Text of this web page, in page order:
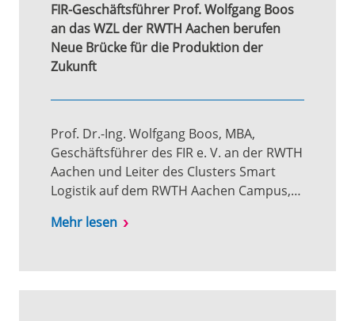
FIR-Geschäftsführer Prof. Wolfgang Boos
an das WZL der RWTH Aachen berufen
Neue Brücke für die Produktion der
Zukunft
Prof. Dr.-Ing. Wolfgang Boos, MBA,
Geschäftsführer des FIR e. V. an der RWTH
Aachen und Leiter des Clusters Smart
Logistik auf dem RWTH Aachen Campus,…
Mehr lesen